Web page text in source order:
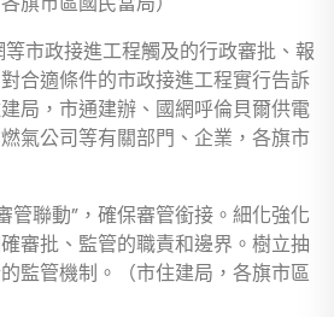
等市政接進工程觸及的行政審批、報
合適條件的市政接進工程實行告訴
局，市通建辦、國網呼倫貝爾供電
氣公司等有關部門、企業，各旗市
管聯動”，確保審管銜接。細化強化
審批、監管的職責和邊界。樹立抽
監管機制。（市住建局，各旗市區